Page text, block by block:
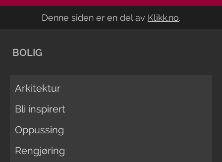
Denne siden er en del av Klikk.no.
BOLIG
Arkitektur
Bli inspirert
Oppussing
Rengjøring